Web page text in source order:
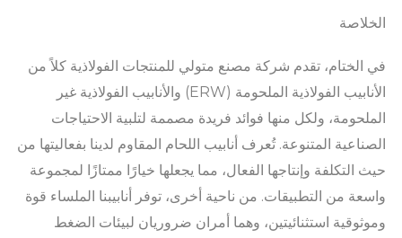
الخلاصة
في الختام، تقدم شركة مصنع متولي للمنتجات الفولاذية كلاً من
الأنابيب الفولاذية الملحومة (ERW) والأنابيب الفولاذية غير
الملحومة، ولكل منها فوائد فريدة مصممة لتلبية الاحتياجات
الصناعية المتنوعة. تُعرف أنابيب اللحام المقاوم لدينا بفعاليتها من
حيث التكلفة وإنتاجها الفعال، مما يجعلها خيارًا ممتازًا لمجموعة
واسعة من التطبيقات. من ناحية أخرى، توفر أنابيبنا الملساء قوة
وموثوقية استثنائيتين، وهما أمران ضروريان لبيئات الضغط